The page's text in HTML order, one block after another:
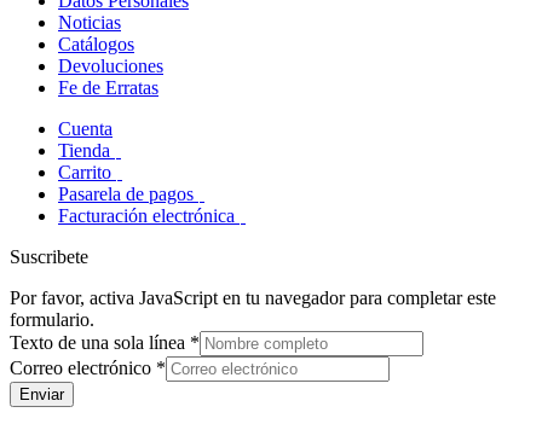
Noticias
Catálogos
Devoluciones
Fe de Erratas
Cuenta
Tienda
Carrito
Pasarela de pagos
Facturación electrónica
Suscribete
Por favor, activa JavaScript en tu navegador para completar este
formulario.
Texto de una sola línea *
Correo electrónico *
Enviar